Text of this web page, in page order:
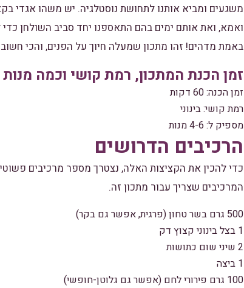
משגעים ומביא אותנו לתחושת נוסטלגיה. יש משהו אגדי
ואמא, ואת אותם ימים בהם התאספנו יחד סביב השולחן
באמת מדהים! זהו מתכון שמעלה חיוך על הפנים, והכי
זמן הכנת המתכון, רמת קושי וכמה מנות
זמן הכנה: 60 דקות
רמת קושי: בינוני
מספיק ל: 4-6 מנות
הרכיבים הדרושים
כדי להכין את הקציצות האלה, נצטרך מספר מרכיבים
המרכיבים שצריך עבור מתכון זה.
500 גרם בשר טחון (פרגית, אפשר גם בקר)
1 בצל בינוני קצוץ דק
2 שיני שום כתושות
1 ביצה
100 גרם פירורי לחם (אפשר גם גלוטן-חופשי)